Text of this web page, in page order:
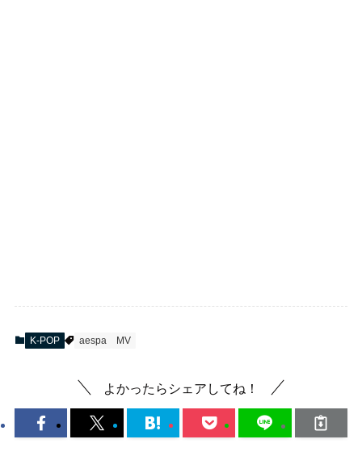
K-POP aespa MV
よかったらシェアしてね！